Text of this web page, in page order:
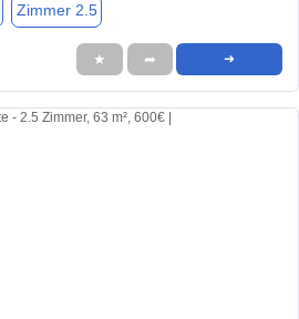
Zimmer 2.5
★ ➦ ➜